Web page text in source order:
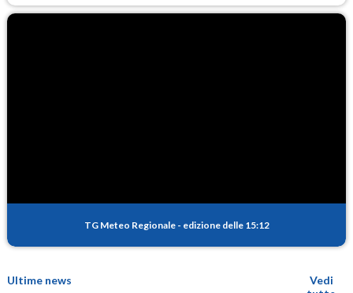
TG Meteo Regionale - edizione delle 15:12
Ultime news
Vedi